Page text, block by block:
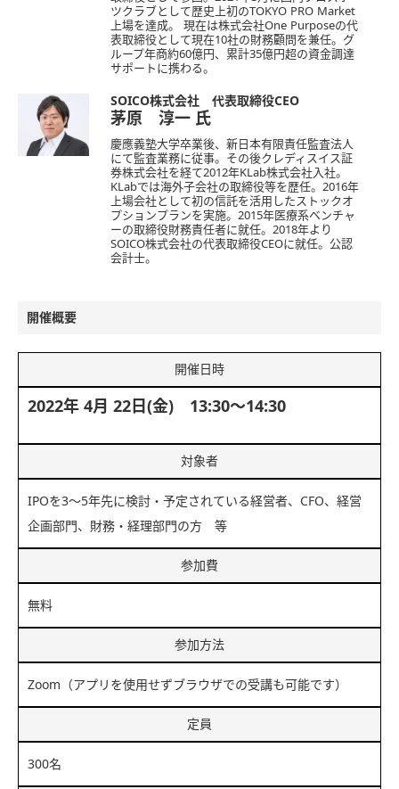
ツクラブとして歴史上初のTOKYO PRO Market
上場を達成。 現在は株式会社One Purposeの代
表取締役として現在10社の財務顧問を兼任。グ
ループ年商約60億円、累計35億円超の資金調達
サポートに携わる。
SOICO株式会社 代表取締役CEO
茅原 淳一 氏
慶應義塾大学卒業後、新日本有限責任監査法人
にて監査業務に従事。その後クレディスイス証
券株式会社を経て2012年KLab株式会社入社。
KLabでは海外子会社の取締役等を歴任。2016年
上場会社として初の信託を活用したストックオ
プションプランを実施。2015年医療系ベンチャ
ーの取締役財務責任者に就任。2018年より
SOICO株式会社の代表取締役CEOに就任。公認
会計士。
開催概要
開催日時
2022年 4月 22日(金) 13:30～14:30
対象者
IPOを3～5年先に検討・予定されている経営者、CFO、経営
企画部門、財務・経理部門の方 等
参加費
無料
参加方法
Zoom（アプリを使用せずブラウザでの受講も可能です）
定員
300名